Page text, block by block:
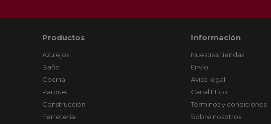
Productos
Azulejos
Baño
Cocina
Parquet
Construcción
Ferretería
Información
Nuestras tiendas
Envío
Aviso legal
Canal Ético
Términos y condiciones
Sobre nosotros